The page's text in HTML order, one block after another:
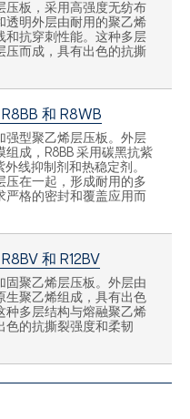
压板，采用高强度无纺布
透明外层由耐用的聚乙烯
和抗穿刺性能。这种多层
压而成，具有出色的抗撕
R8BB 和 R8WB
强型聚乙烯层压板。外层
组成，R8BB 采用碳黑抗紫
线抑制剂和热稳定剂。
压在一起，形成耐用的多
严格的密封和覆盖应用而
和 R12BV
固聚乙烯层压板。外层由
生聚乙烯组成，具有出色
种多层结构与熔融聚乙烯
色的抗撕裂强度和柔韧